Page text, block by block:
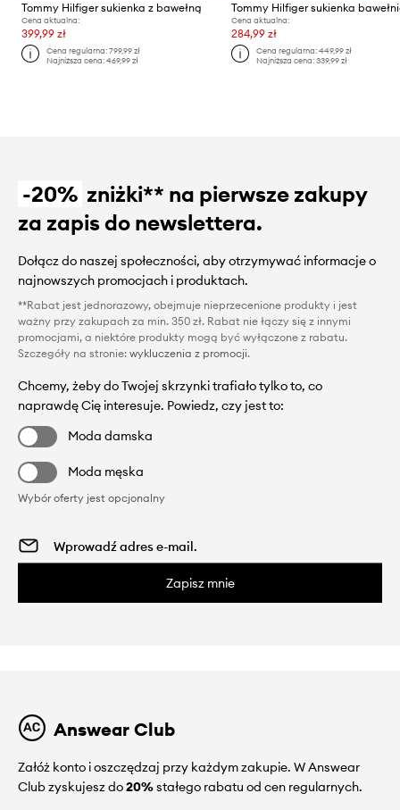
Tommy Hilfiger sukienka z bawełną
Cena aktualna:
399,99 zł
Cena regularna:799,99 zł
Najniższa cena:469,99 zł
Tommy Hilfiger sukienka
Cena aktualna:
284,99 zł
Cena regularna: 449,99 zł
Najniższa cena: 339,99 zł
-20% zniżki** na pierwsze zakupy
za zapis do newslettera.
Dołącz do naszej społeczności, aby otrzymywać informacje o
najnowszych promocjach i produktach.
**Rabat jest jednorazowy, obejmuje nieprzecenione produkty i jest
ważny przy zakupach za min. 350 zł. Rabat nie łączy się z innymi
promocjami, a niektóre produkty mogą być wyłączone z rabatu.
Szczegóły na stronie: wykluczenia z promocji.
Chcemy, żeby do Twojej skrzynki trafiało tylko to, co
naprawdę Cię interesuje. Powiedz, czy jest to:
Moda damska
Moda męska
Wybór oferty jest opcjonalny
Zapisz mnie
Answear Club
Załóż konto i oszczędzaj przy każdym zakupie. W Answear
Club zyskujesz do20%stałego rabatu od cen regularnych.